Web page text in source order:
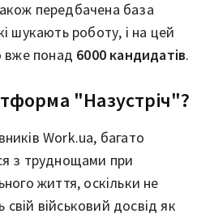
передбачена база
шукають роботу, і на цей
вже понад 6000 кандидатів.
"Назустріч"?
Work.ua, багато
з труднощами при
життя, оскільки не
військовий досвід як